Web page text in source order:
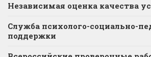
Независимая оценка качества
Служба психолого-социально-
поддержки